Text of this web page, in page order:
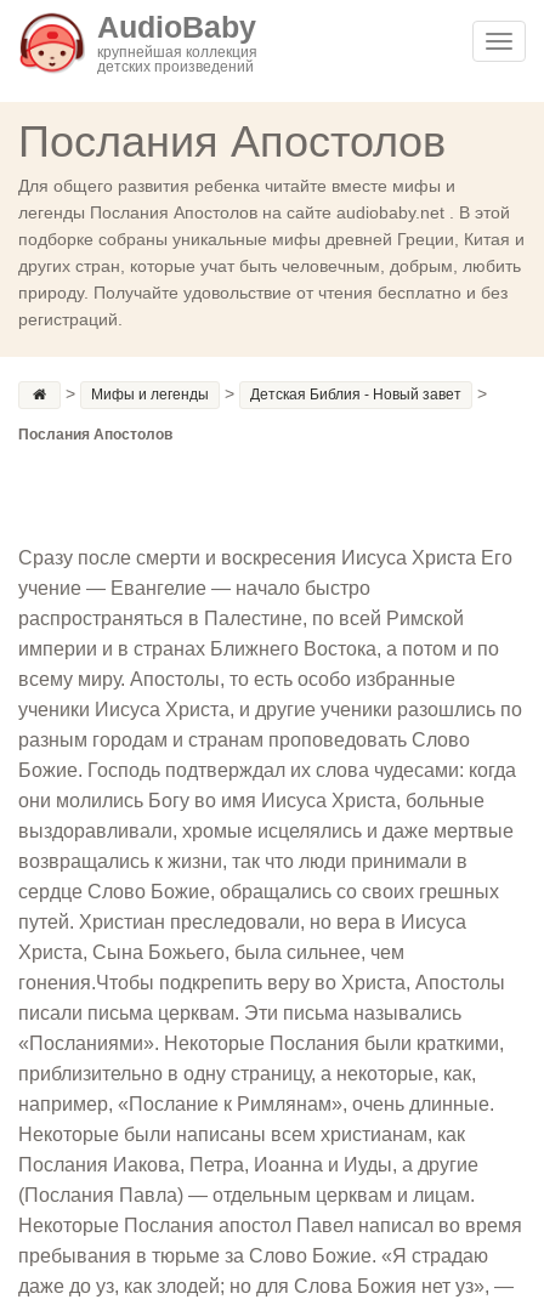
AudioBaby
крупнейшая коллекция
детских произведений
Послания Апостолов
Для общего развития ребенка читайте вместе мифы и
легенды Послания Апостолов на сайте audiobaby.net . В этой
подборке собраны уникальные мифы древней Греции, Китая и
других стран, которые учат быть человечным, добрым, любить
природу. Получайте удовольствие от чтения бесплатно и без
регистраций.
> Мифы и легенды > Детская Библия - Новый завет >
Послания Апостолов
Сразу после смерти и воскресения Иисуса Христа Его
учение — Евангелие — начало быстро
распространяться в Палестине, по всей Римской
империи и в странах Ближнего Востока, а потом и по
всему миру. Апостолы, то есть особо избранные
ученики Иисуса Христа, и другие ученики разошлись по
разным городам и странам проповедовать Слово
Божие. Господь подтверждал их слова чудесами: когда
они молились Богу во имя Иисуса Христа, больные
выздоравливали, хромые исцелялись и даже мертвые
возвращались к жизни, так что люди принимали в
сердце Слово Божие, обращались со своих грешных
путей. Христиан преследовали, но вера в Иисуса
Христа, Сына Божьего, была сильнее, чем
гонения.Чтобы подкрепить веру во Христа, Апостолы
писали письма церквам. Эти письма назывались
«Посланиями». Некоторые Послания были краткими,
приблизительно в одну страницу, а некоторые, как,
например, «Послание к Римлянам», очень длинные.
Некоторые были написаны всем христианам, как
Послания Иакова, Петра, Иоанна и Иуды, а другие
(Послания Павла) — отдельным церквам и лицам.
Некоторые Послания апостол Павел написал во время
пребывания в тюрьме за Слово Божие. «Я страдаю
даже до уз, как злодей; но для Слова Божия нет уз», —